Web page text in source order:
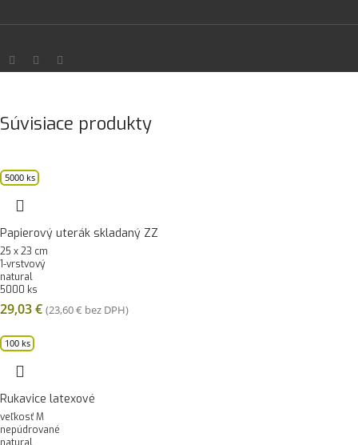
Súvisiace produkty
5000 ks
Papierový uterák skladaný ZZ
25 x 23 cm
1-vrstvový
natural
5000 ks
29,03€ (23,60€ bez DPH)
100 ks
Rukavice latexové
veľkosť M
nepúdrované